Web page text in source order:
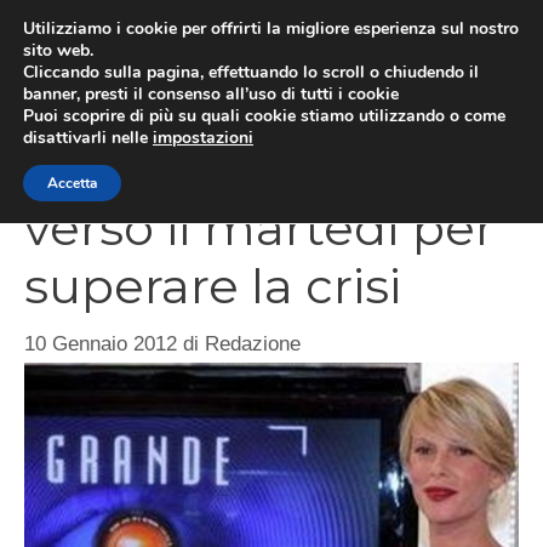
contenuto
Il Grande Fratello
verso il martedì per
superare la crisi
10 Gennaio 2012 di Redazione
Utilizziamo i cookie per offrirti la migliore esperienza sul nostro
sito web.
Cliccando sulla pagina, effettuando lo scroll o chiudendo il
banner, presti il consenso all’uso di tutti i cookie
Puoi scoprire di più su quali cookie stiamo utilizzando o come
disattivarli nelle impostazioni
Accetta